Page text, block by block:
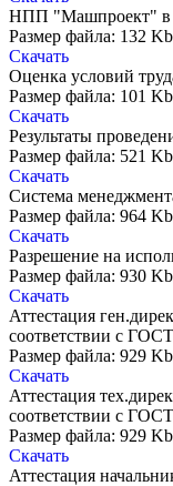
НПП "Машпроект" в
Размер файла: 132 Kb
Скачать
Оценка условий
Размер файла: 101 Kb
Скачать
Результаты
Размер файла: 521 Kb
Скачать
Система
Размер файла: 964 Kb
Скачать
Разрешение на
Размер файла: 930 Kb
Скачать
Аттестация
соответствии с
Размер файла: 929 Kb
Скачать
Аттестация
соответствии с
Размер файла: 929 Kb
Скачать
Аттестация